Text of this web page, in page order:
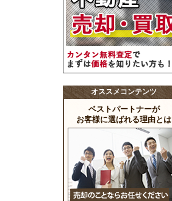
オススメコンテンツ
ベストパートナーが
お客様に選ばれる理由とは